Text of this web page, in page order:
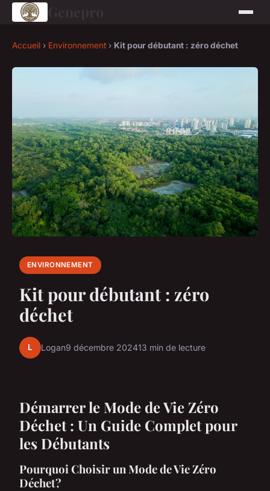
Accueil › Environnement › Kit pour débutant : zéro déchet
ENVIRONNEMENT
Kit pour débutant : zéro
déchet
L Logan9 décembre 202413 min de lecture
Démarrer le Mode de Vie Zéro
Déchet : Un Guide Complet pour
les Débutants
Pourquoi Choisir un Mode de Vie Zéro
Déchet?